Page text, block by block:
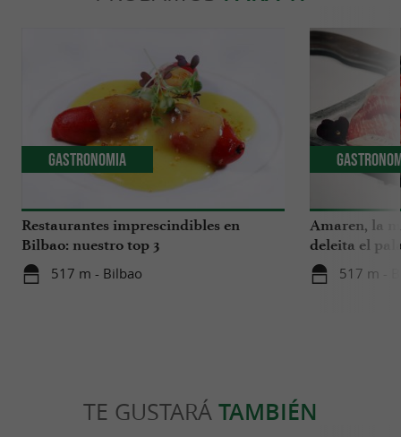
Restaurantes imprescindibles en
Bilbao: nuestro top 3
517 m - Bilbao
Gastronomia
Amaren, la
deleita el
517 m -
TE GUSTARÁ TAMBIÉN